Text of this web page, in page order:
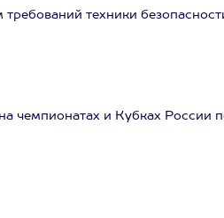
техники
чемпионатах и Кубках России